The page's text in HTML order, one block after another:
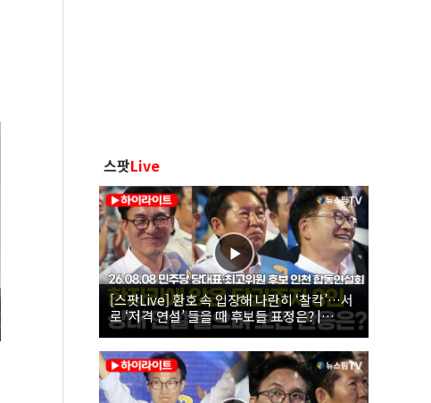
스팟Live
[스팟Live] 환호 속 입장해 나란히 ‘찰칵’…서
로 ‘저격 연설’ 들을 때 후보들 표정은? |
26.08.08 더불어민주당 당대표·최고위원 후
보 인천 합동연설회